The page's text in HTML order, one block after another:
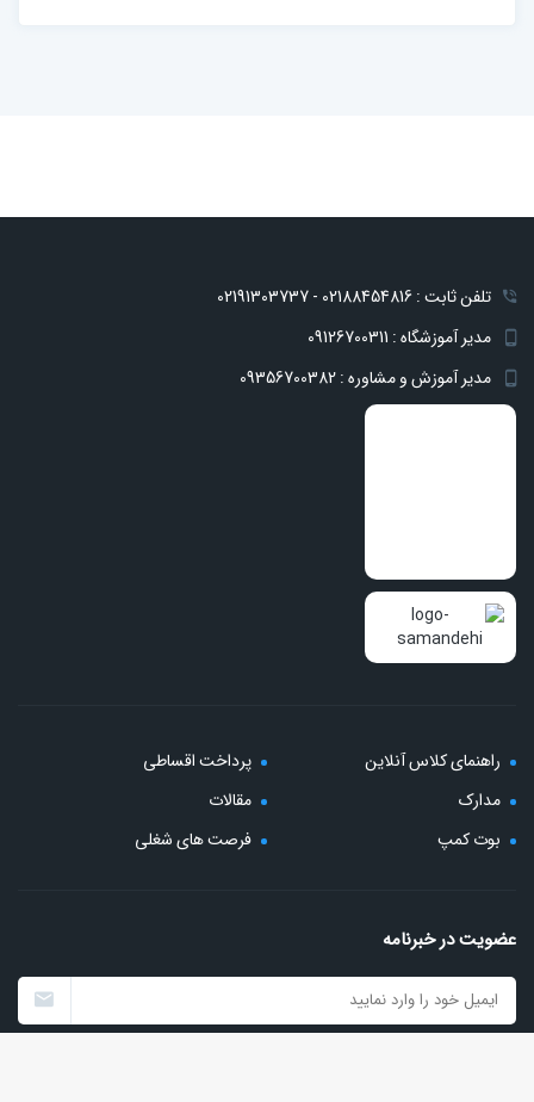
تلفن ثابت : 02188454816 - 02191303737
مدیر آموزشگاه : 09126700311
مدیر آموزش و مشاوره : 09356700382
راهنمای کلاس آنلاین
پرداخت اقساطی
مدارک
مقالات
بوت کمپ
فرصت های شغلی
عضویت در خبرنامه